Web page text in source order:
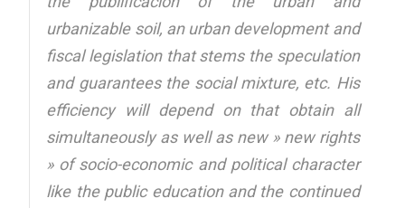
urbanizable soil, an urban development and
fiscal legislation that stems the speculation
and guarantees the social mixture, etc. His
efficiency will depend on that obtain all
simultaneously as well as new » new rights
» of socio-economic and political character
like the public education and the continued